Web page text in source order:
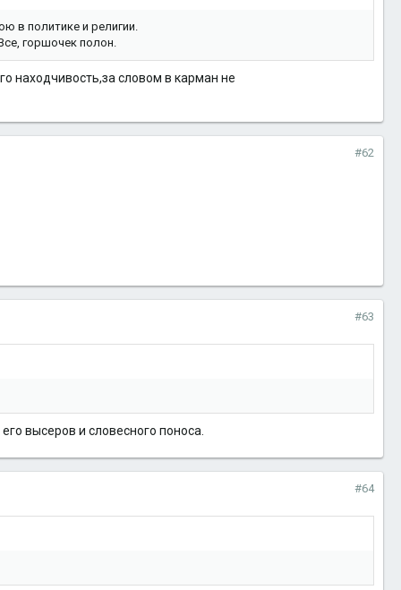
в политике и религии.
горшочек полон.
находчивость,за словом в карман не
#62
#63
высеров и словесного поноса.
#64